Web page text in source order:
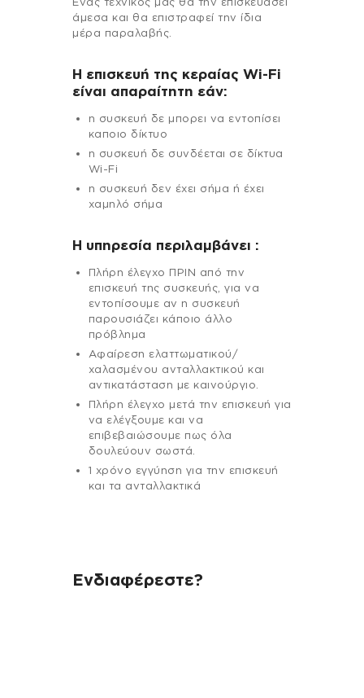
άμεσα και θα επιστραφεί την ίδια
μέρα παραλαβής.
Η επισκευή της κεραίας Wi-Fi
είναι απαραίτητη εάν:
η συσκευή δε μπορει να εντοπίσει
καποιο δίκτυο
η συσκευή δε συνδέεται σε δίκτυα
Wi-Fi
η συσκευή δεν έχει σήμα ή έχει
χαμηλό σήμα
H υπηρεσία περιλαμβάνει :
Πλήρη έλεγχο ΠΡΙΝ από την
επισκευή της συσκευής, για να
εντοπίσουμε αν η συσκευή
παρουσιάζει κάποιο άλλο
πρόβλημα
Αφαίρεση ελαττωματικού/
χαλασμένου ανταλλακτικού και
αντικατάσταση με καινούργιο.
Πλήρη έλεγχο μετά την επισκευή για
να ελέγξουμε και να
επιβεβαιώσουμε πως όλα
δουλεύουν σωστά.
1 χρόνο εγγύηση για την επισκευή
και τα ανταλλακτικά
Ενδιαφέρεστε?